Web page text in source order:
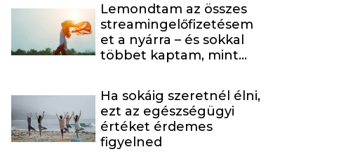
Lemondtam az összes
streamingelőfizetésem
et a nyárra – és sokkal
többet kaptam, mint
Ha sokáig szeretnél élni,
ezt az egészségügyi
értéket érdemes
figyelned